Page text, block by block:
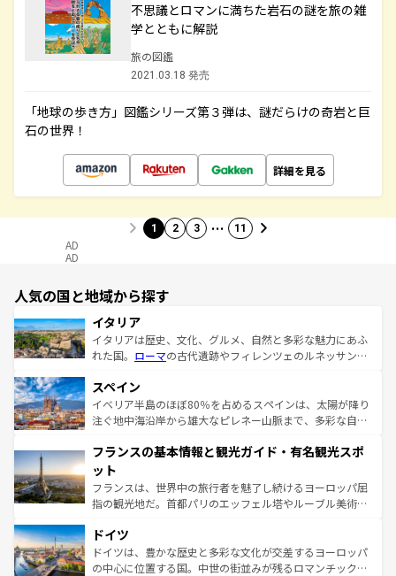
不思議とロマンに満ちた岩石の謎を旅の雑
学とともに解説
旅の図鑑
2021.03.18 発売
「地球の歩き方」図鑑シリーズ第３弾は、謎だらけの奇岩と巨
石の世界！
詳細を見る
1 2 3 … 11
AD
AD
人気の国と地域から探す
イタリア
イタリアは歴史、文化、グルメ、自然と多彩な魅力にあふ
れた国。 ローマの古代遺跡やフィレンツェのルネッサンス
ろん、トスカーナの美しい田園風景やアマルフィ海岸の絶
景など、自然景観も見逃せない。観光の合間には、本場の
ピザやパスタなど、絶品のイタリア料理を堪能することも
ませてくれるイタリアで、忘れられない旅をしてみよう！
なお、新着のイタリア情報は
しい。
スペイン
イベリア半島のほぼ80％を占めるスペインは、太陽が降り
注ぐ地中海沿岸から雄大なピレネー山脈まで、多彩な自然
文化が根付くこの国では、情熱的なフラメンコ、熱気あふ
れる闘牛、そして美味しいタパスが生活の一部となってい
る。首都マドリードの洗練された雰囲気や、バルセロナの
アートに溢れた街角から、地方では古代ローマ遺跡や中世
せる。地方によって風土や気候が異なるスペインはその個
性で訪れる人を魅了する。 なお、新着のスペイン情報は コ
ンテンツ一覧を参照してほしい。
フランスの基本情報と観光ガイド・有名観光スポ
ット
フランスは、世界中の旅行者を魅了し続けるヨーロッパ屈
指の観光地だ。首都パリのエッフェル塔やルーブル美術館
で、幅広い魅力が詰まっている。華麗な宮殿、歴史的な大
聖堂、美しいビーチ、そして豊かな自然が、訪れる者を心
から魅了する。また、フランスは美食の国としても知ら
ドイツ
ドイツは、豊かな歴史と多彩な文化が交差するヨーロッパ
の中心に位置する国。中世の街並みが残るロマンチック街